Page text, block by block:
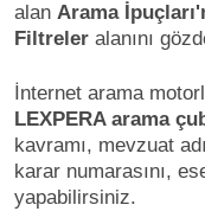
alan Arama
Filtreler alanını
İnternet arama
LEXPERA arama
kavramı, mevzuat
karar numarasını,
yapabilirsiniz.